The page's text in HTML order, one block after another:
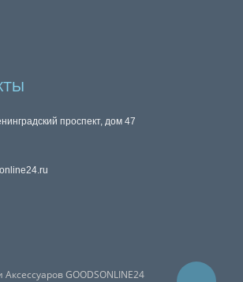
проспект, дом 47
GOODSONLINE24